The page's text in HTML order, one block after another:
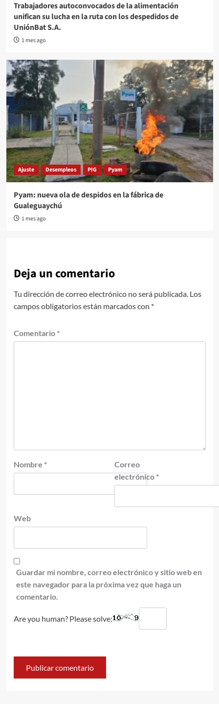
Trabajadores autoconvocados de la alimentación
unifican su lucha en la ruta con los despedidos de
UniónBat S.A.
1 mes ago
Ajuste Desempleos PIG Pyam
Pyam: nueva ola de despidos en la fábrica de
Gualeguaychú
1 mes ago
Deja un comentario
Tu dirección de correo electrónico no será publicada. Los
campos obligatorios están marcados con *
Comentario *
Nombre *
Correo
electrónico *
Web
Guardar mi nombre, correo electrónico y sitio web en
este navegador para la próxima vez que haga un
comentario.
Are you human? Please solve: